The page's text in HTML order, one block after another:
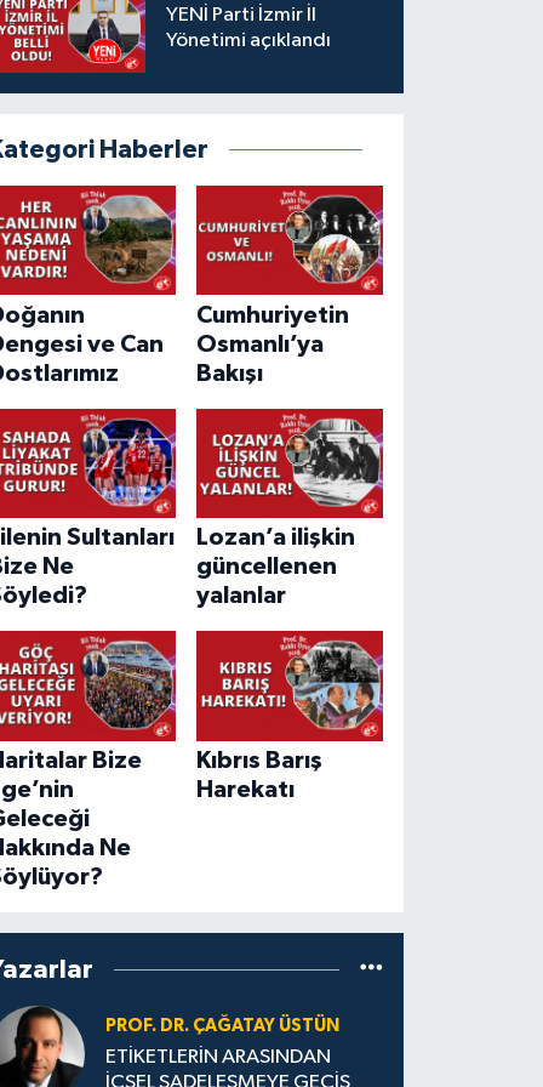
YENİ Parti İzmir İl
Yönetimi açıklandı
Haberler
ve Can
Cumhuriyetin
Osmanlı’ya
Bakışı
Sultanları
Ne
Lozan’a ilişkin
güncellenen
yalanlar
Bize
Ne
Kıbrıs Barış
Harekatı
PROF. DR. ÇAĞATAY ÜSTÜN
ETİKETLERİN ARASINDAN